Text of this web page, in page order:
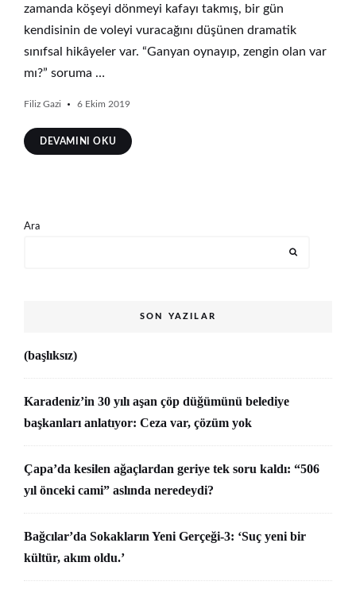
zamanda köşeyi dönmeyi kafayı takmış, bir gün
kendisinin de voleyi vuracağını düşünen dramatik
sınıfsal hikâyeler var. “Ganyan oynayıp, zengin olan var
mı?” soruma …
Filiz Gazi 6 Ekim 2019
DEVAMINI OKU
Ara
SON YAZILAR
(başlıksız)
Karadeniz’in 30 yılı aşan çöp düğümünü belediye
başkanları anlatıyor: Ceza var, çözüm yok
Çapa’da kesilen ağaçlardan geriye tek soru kaldı: “506
yıl önceki cami” aslında neredeydi?
Bağcılar’da Sokakların Yeni Gerçeği-3: ‘Suç yeni bir
kültür, akım oldu.’